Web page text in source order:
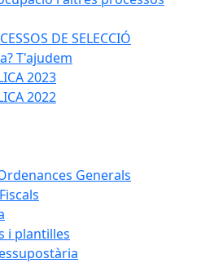
DE SELECCIÓ
T'ajudem
2023
2022
Generals
i plantilles